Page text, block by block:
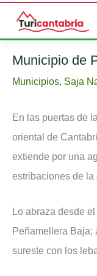
contenido
Municipio de
Municipios, Saja
En las puertas de la
oriental de
extiende por una
estribaciones de
Lo abraza desde
Peñamellera Baja;
sureste con los